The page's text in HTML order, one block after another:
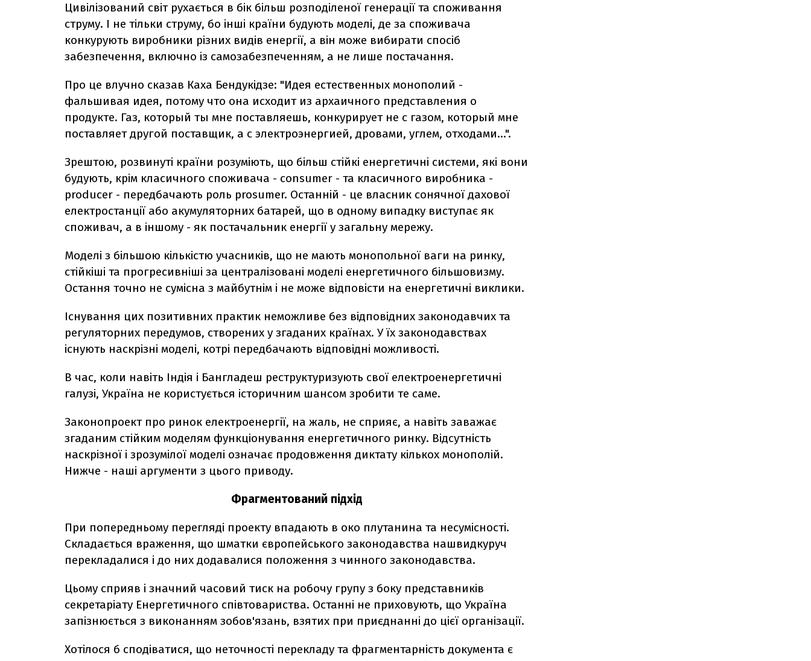
Цивілізований світ рухається в бік більш розподіленої генерації та споживання
струму. І не тільки струму, бо інші країни будують моделі, де за споживача
конкурують виробники різних видів енергії, а він може вибирати спосіб
забезпечення, включно із самозабезпеченням, а не лише постачання.
Про це влучно сказав Каха Бендукідзе: "Идея естественных монополий -
фальшивая идея, потому что она исходит из архаичного представления о
продукте. Газ, который ты мне поставляешь, конкурирует не с газом, который мне
поставляет другой поставщик, а с электроэнергией, дровами, углем, отходами...".
Зрештою, розвинуті країни розуміють, що більш стійкі енергетичні системи, які вони
будують, крім класичного споживача - consumer - та класичного виробника -
producer - передбачають роль prosumer. Останній - це власник сонячної дахової
електростанції або акумуляторних батарей, що в одному випадку виступає як
споживач, а в іншому - як постачальник енергії у загальну мережу.
Моделі з більшою кількістю учасників, що не мають монопольної ваги на ринку,
стійкіші та прогресивніші за централізовані моделі енергетичного більшовизму.
Остання точно не сумісна з майбутнім і не може відповісти на енергетичні виклики.
Існування цих позитивних практик неможливе без відповідних законодавчих та
регуляторних передумов, створених у згаданих країнах. У їх законодавствах
існують наскрізні моделі, котрі передбачають відповідні можливості.
В час, коли навіть Індія і Бангладеш реструктуризують свої електроенергетичні
галузі, Україна не користується історичним шансом зробити те саме.
Законопроект про ринок електроенергії, на жаль, не сприяє, а навіть заважає
згаданим стійким моделям функціонування енергетичного ринку. Відсутність
наскрізної і зрозумілої моделі означає продовження диктату кількох монополій.
Нижче - наші аргументи з цього приводу.
Фрагментований підхід
При попередньому перегляді проекту впадають в око плутанина та несумісності.
Складається враження, що шматки європейського законодавства нашвидкуруч
перекладалися і до них додавалися положення з чинного законодавства.
Цьому сприяв і значний часовий тиск на робочу групу з боку представників
секретаріату Енергетичного співтовариства. Останні не приховують, що Україна
запізнюється з виконанням зобов'язань, взятих при приєднанні до цієї організації.
Хотілося б сподіватися, що неточності перекладу та фрагментарність документа є